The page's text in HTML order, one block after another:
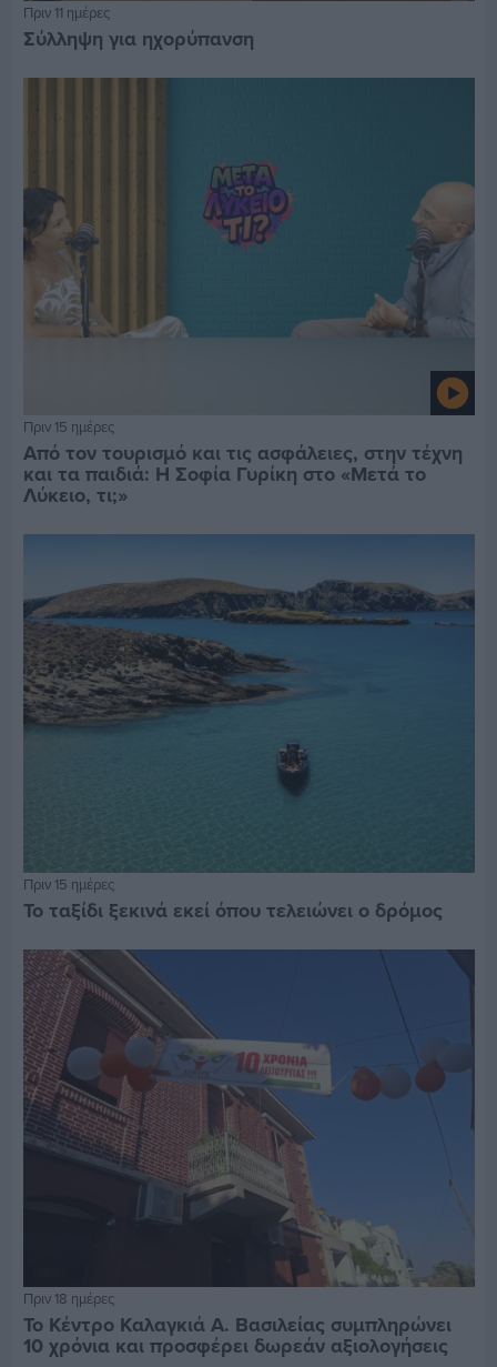
Πριν 11 ημέρες
Σύλληψη για ηχορύπανση
Πριν 15 ημέρες
Από τον τουρισμό και τις ασφάλειες, στην τέχνη
και τα παιδιά: Η Σοφία Γυρίκη στο «Μετά το
Λύκειο, τι;»
Πριν 15 ημέρες
Το ταξίδι ξεκινά εκεί όπου τελειώνει ο δρόμος
Πριν 18 ημέρες
Το Κέντρο Καλαγκιά Α. Βασιλείας συμπληρώνει
10 χρόνια και προσφέρει δωρεάν αξιολογήσεις